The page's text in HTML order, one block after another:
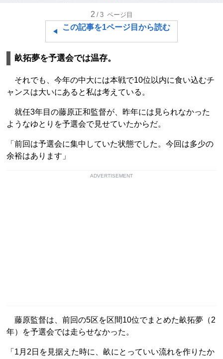
2 /3 ページ目
この記事を1ページ目から読む
畝拓夢を予選会では温存。
それでも、今年の中大には本戦で10位以内に食い込むチ
ャンスは大いにあると私は考えている。
就任3年目の藤原正和監督が、昨年には見られなかった
ようなゆとりを予選会で見せていたからだ。
「前回は予選会に集中していた状態でした。今回は多少の
余裕はあります」
ADVERTISEMENT
藤原監督は、前回の5区を区間10位でまとめた畝拓夢（2
年）を予選会では走らせなかった。
「1月2日を見据えた時に、畝にとっていい流れを作りたか